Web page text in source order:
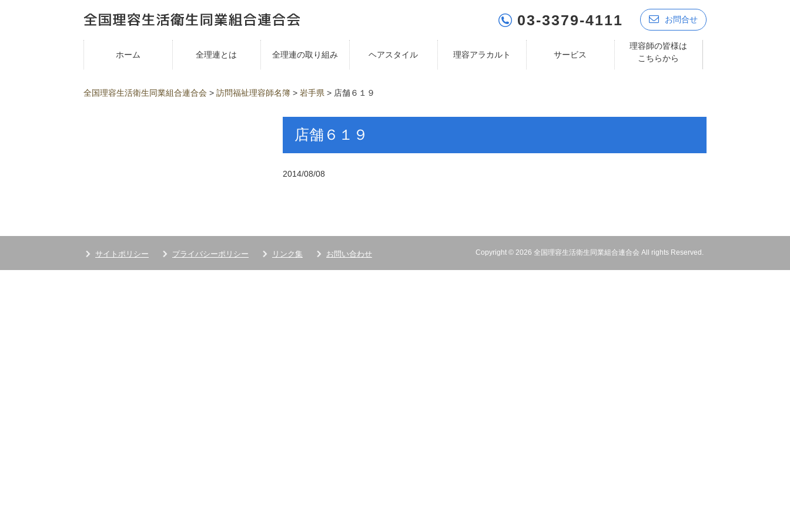
03-3379-4111 お問合せ
ホーム 全理連とは 全理連の取り組み ヘアスタイル 理容アラカルト サービス
理容師の皆様は
こちらから
全国理容生活衛生同業組合連合会 > 訪問福祉理容師名簿 > 岩手県 > 店舗６１９
店舗６１９
2014/08/08
サイトポリシー プライバシーポリシー リンク集 お問い合わせ Copyright © 2026 全国理容生活衛生同業組合連合会 All rights Reserved.